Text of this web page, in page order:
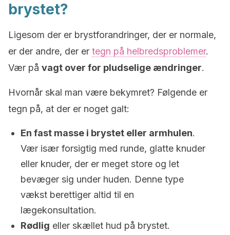
brystet?
Ligesom der er brystforandringer, der er normale,
er der andre, der er tegn på helbredsproblemer.
Vær på vagt over for pludselige ændringer.
Hvornår skal man være bekymret? Følgende er
tegn på, at der er noget galt:
En fast masse i brystet eller armhulen.
Vær især forsigtig med runde, glatte knuder
eller knuder, der er meget store og let
bevæger sig under huden. Denne type
vækst berettiger altid til en
lægekonsultation.
Rødlig eller skællet hud på brystet.